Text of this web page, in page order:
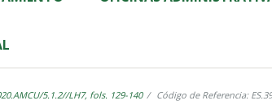
5.1.2//LH7, fols. 129-140 Código de Referencia: